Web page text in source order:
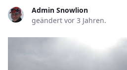
Admin Snowlion
geändert vor 3 Jahren.